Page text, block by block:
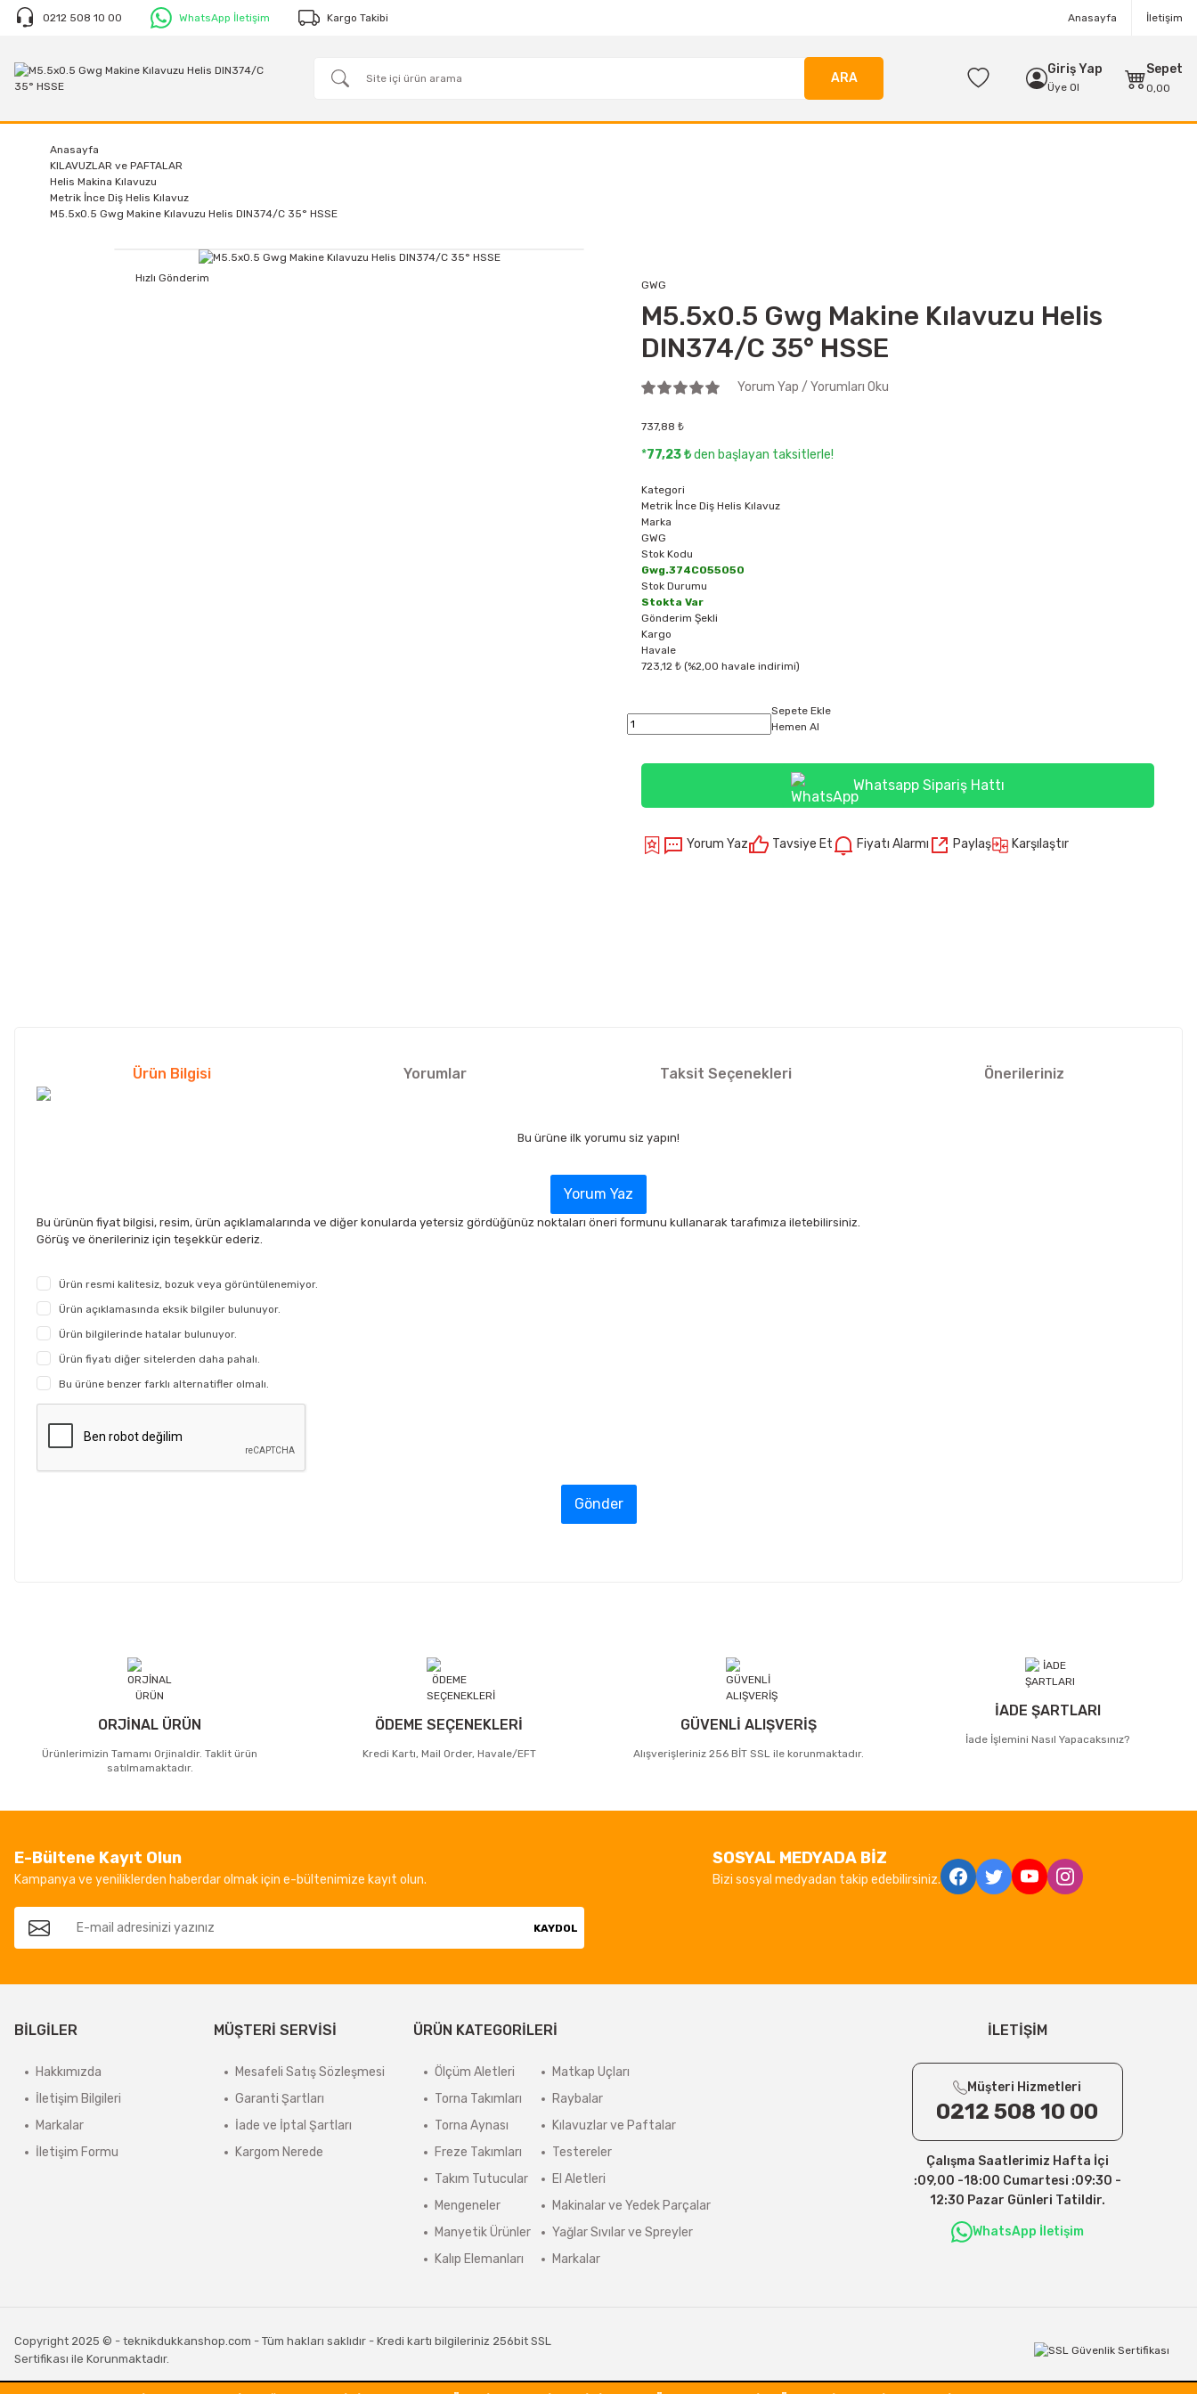
0212 508 10 00 WhatsApp İletişim Kargo Takibi Anasayfa İletişim
ARA
Giriş Yap
Üye Ol
Sepet
0,00
Anasayfa
KILAVUZLAR ve PAFTALAR
Helis Makina Kılavuzu
Metrik İnce Diş Helis Kılavuz
M5.5x0.5 Gwg Makine Kılavuzu Helis DIN374/C 35° HSSE
Hızlı Gönderim
GWG
M5.5x0.5 Gwg Makine Kılavuzu Helis
DIN374/C 35° HSSE
Yorum Yap / Yorumları Oku
737,88 ₺
*77,23 ₺den başlayan taksitlerle!
Kategori
Metrik İnce Diş Helis Kılavuz
Marka
GWG
Stok Kodu
Gwg.374C055050
Stok Durumu
Stokta Var
Gönderim Şekli
Kargo
Havale
723,12 ₺ (%2,00 havale indirimi)
Sepete Ekle
Hemen Al
Whatsapp Sipariş Hattı
Yorum Yaz Tavsiye Et Fiyatı Alarmı Paylaş Karşılaştır
Ürün Bilgisi Yorumlar Taksit Seçenekleri Önerileriniz
Bu ürüne ilk yorumu siz yapın!
Yorum Yaz
Bu ürünün fiyat bilgisi, resim, ürün açıklamalarında ve diğer konularda yetersiz gördüğünüz noktaları öneri formunu kullanarak tarafımıza iletebilirsiniz.
Görüş ve önerileriniz için teşekkür ederiz.
Ürün resmi kalitesiz, bozuk veya görüntülenemiyor.
Ürün açıklamasında eksik bilgiler bulunuyor.
Ürün bilgilerinde hatalar bulunuyor.
Ürün fiyatı diğer sitelerden daha pahalı.
Bu ürüne benzer farklı alternatifler olmalı.
Gönder
ORJİNAL ÜRÜN
Ürünlerimizin Tamamı Orjinaldir. Taklit ürün
satılmamaktadır.
ÖDEME SEÇENEKLERİ
Kredi Kartı, Mail Order, Havale/EFT
GÜVENLİ ALIŞVERİŞ
Alışverişleriniz 256 BİT SSL ile korunmaktadır.
İADE ŞARTLARI
İade İşlemini Nasıl Yapacaksınız?
E-Bültene Kayıt Olun
Kampanya ve yeniliklerden haberdar olmak için e-bültenimize kayıt olun.
KAYDOL
SOSYAL MEDYADA BİZ
Bizi sosyal medyadan takip edebilirsiniz.
BİLGİLER
Hakkımızda
İletişim Bilgileri
Markalar
İletişim Formu
MÜŞTERİ SERVİSİ
Mesafeli Satış Sözleşmesi
Garanti Şartları
İade ve İptal Şartları
Kargom Nerede
ÜRÜN KATEGORİLERİ
Ölçüm Aletleri
Torna Takımları
Torna Aynası
Freze Takımları
Takım Tutucular
Mengeneler
Manyetik Ürünler
Kalıp Elemanları
Matkap Uçları
Raybalar
Kılavuzlar ve Paftalar
Testereler
El Aletleri
Makinalar ve Yedek Parçalar
Yağlar Sıvılar ve Spreyler
Markalar
İLETİŞİM
Müşteri Hizmetleri
0212 508 10 00
Çalışma Saatlerimiz Hafta İçi
:09,00 -18:00 Cumartesi :09:30 -
12:30 Pazar Günleri Tatildir.
WhatsApp İletişim
Copyright 2025 © - teknikdukkanshop.com - Tüm hakları saklıdır - Kredi kartı bilgileriniz 256bit SSL
Sertifikası ile Korunmaktadır.